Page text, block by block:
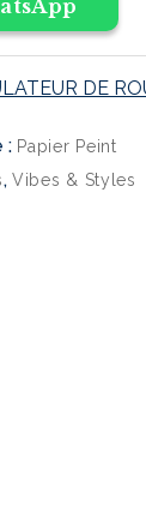
DE
: Papier Peint
, Vibes & Styles